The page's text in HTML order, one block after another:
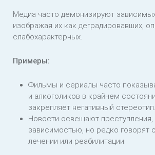
Медиа часто демонизируют
изображая их как деградировавших,
слабохарактерных.
Примеры:
Фильмы и сериалы часто
и алкоголиков в крайнем
закрепляет негативный стереотип.
Новости освещают
зависимостью, но редко говорят
лечении или реабилитации.